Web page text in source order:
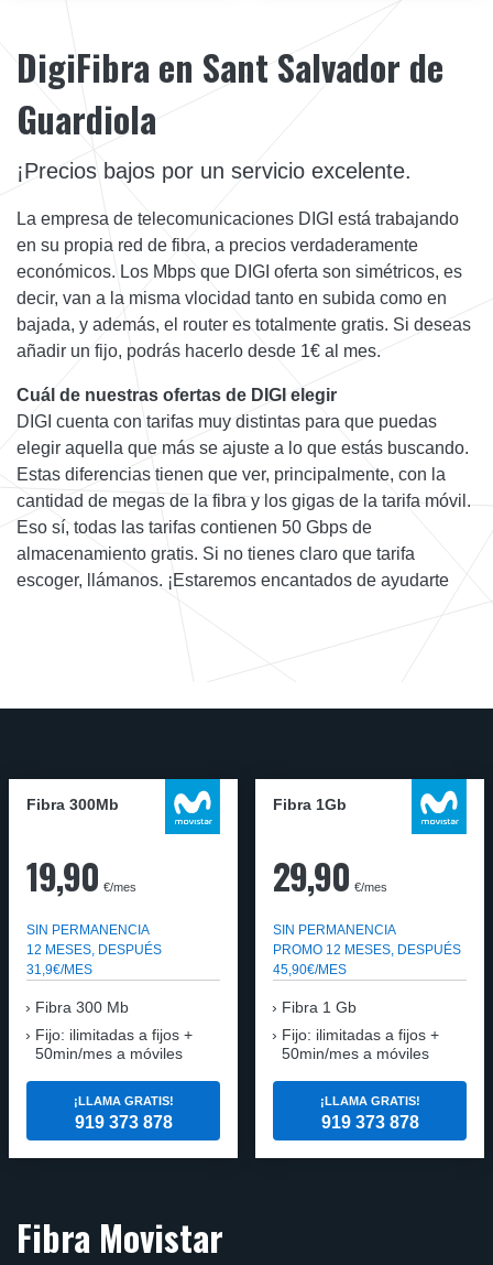
DigiFibra en Sant Salvador de
Guardiola
¡Precios bajos por un servicio excelente.
La empresa de telecomunicaciones DIGI está trabajando
en su propia red de fibra, a precios verdaderamente
económicos. Los Mbps que DIGI oferta son simétricos, es
decir, van a la misma vlocidad tanto en subida como en
bajada, y además, el router es totalmente gratis. Si deseas
añadir un fijo, podrás hacerlo desde 1€ al mes.
Cuál de nuestras ofertas de DIGI elegir
DIGI cuenta con tarifas muy distintas para que puedas
elegir aquella que más se ajuste a lo que estás buscando.
Estas diferencias tienen que ver, principalmente, con la
cantidad de megas de la fibra y los gigas de la tarifa móvil.
Eso sí, todas las tarifas contienen 50 Gbps de
almacenamiento gratis. Si no tienes claro que tarifa
escoger, llámanos. ¡Estaremos encantados de ayudarte
Fibra 300Mb
19,90 €/mes
SIN PERMANENCIA
12 MESES, DESPUÉS
31,9€/MES
Fibra 300 Mb
Fijo: ilimitadas a fijos +
50min/mes a móviles
¡LLAMA GRATIS!
919 373 878
Fibra 1Gb
29,90 €/mes
SIN PERMANENCIA
PROMO 12 MESES, DESPUÉS
45,90€/MES
Fibra 1 Gb
Fijo: ilimitadas a fijos +
50min/mes a móviles
¡LLAMA GRATIS!
919 373 878
Fibra Movistar